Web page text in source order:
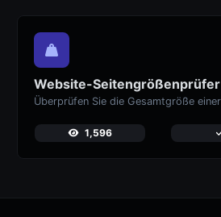
Website-Seitengrößenprüfer
1,596